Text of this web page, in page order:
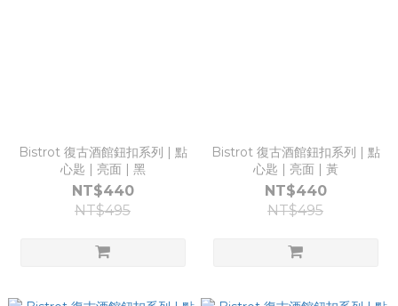
Bistrot 復古酒館鈕扣系列 | 點
心匙 | 亮面 | 黑
NT$440
NT$495
Bistrot 復古酒館鈕扣系列 | 點
心匙 | 亮面 | 黃
NT$440
NT$495